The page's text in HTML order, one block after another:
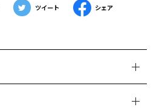
ツイート シェア